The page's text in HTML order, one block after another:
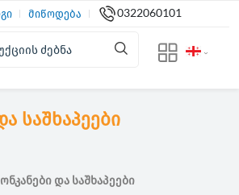
მიწოდება 0322060101
საშხაპეები
Ონკანები Და Საშხაპეები